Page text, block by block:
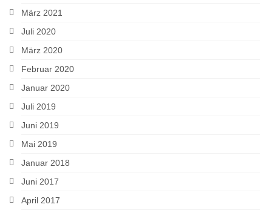
März 2021
Juli 2020
März 2020
Februar 2020
Januar 2020
Juli 2019
Juni 2019
Mai 2019
Januar 2018
Juni 2017
April 2017